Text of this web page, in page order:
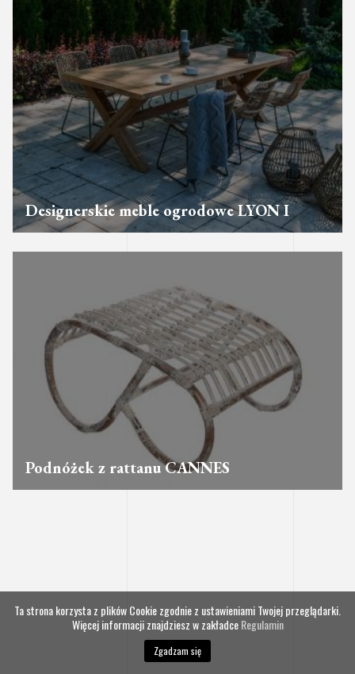
Designerskie meble ogrodowe LYON I
Podnóżek z rattanu CANNES
Ta strona korzysta z plików Cookie zgodnie z ustawieniami Twojej przeglądarki.
Więcej informacji znajdziesz w zakładceRegulamin
Zgadzam się